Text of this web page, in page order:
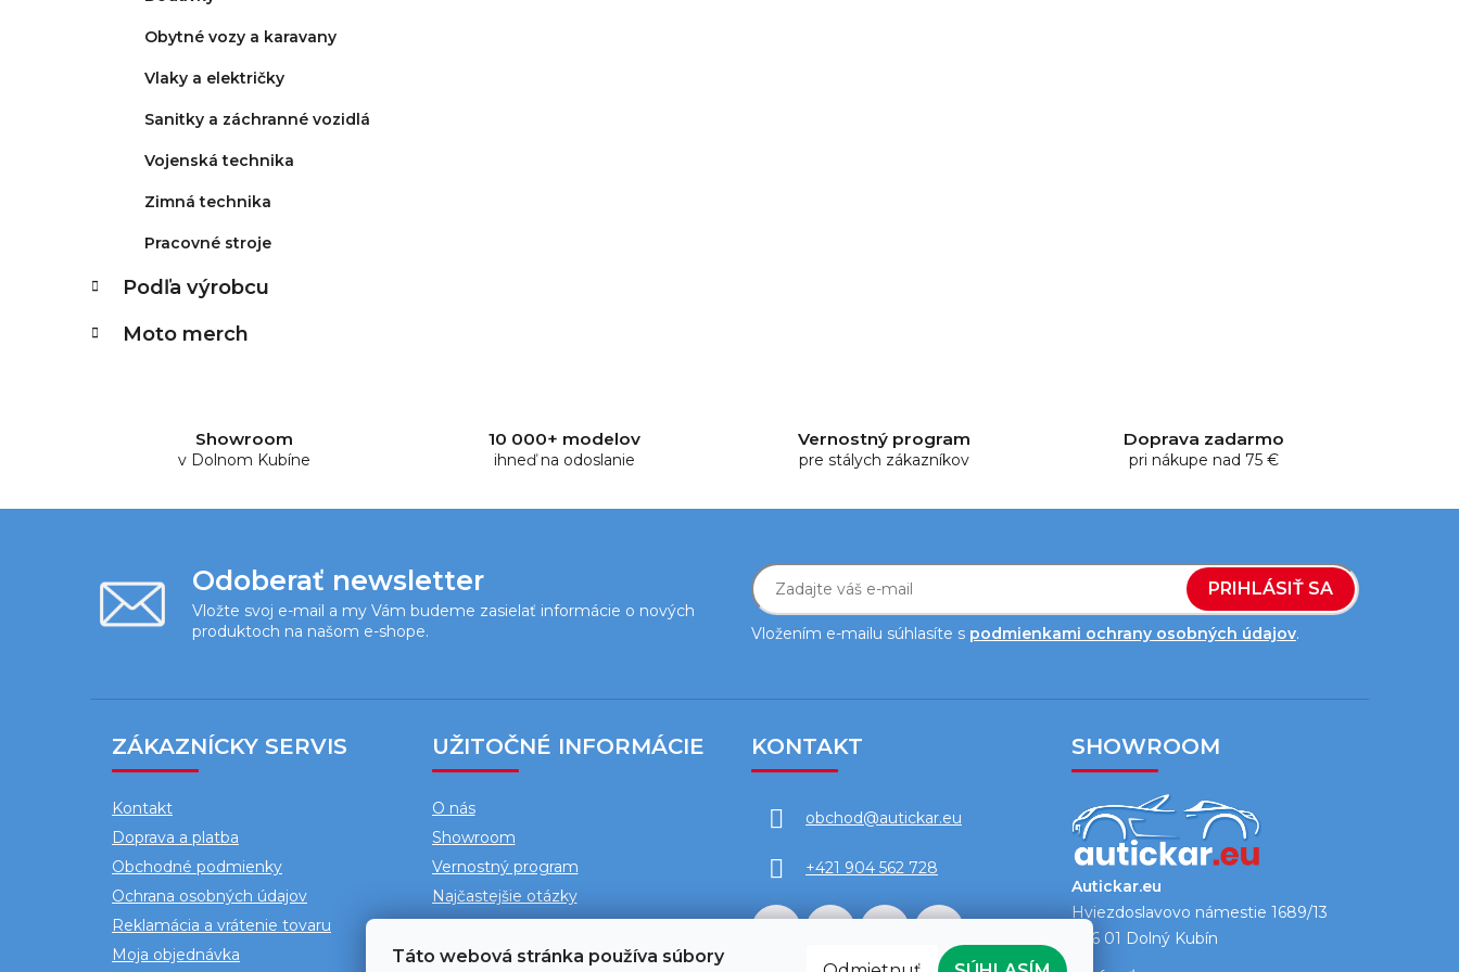
Táto webová stránka používa súbory
Obytné vozy a karavany
Vlaky a električky
Sanitky a záchranné vozidlá
Vojenská technika
Zimná technika
Pracovné stroje
Podľa výrobcu
Moto merch
Showroom
v Dolnom Kubíne
10 000+ modelov
ihneď na odoslanie
Vernostný program
pre stálych zákazníkov
Doprava zadarmo
pri nákupe nad 75 €
Odoberať newsletter
Vložte svoj e-mail a my Vám budeme zasielať informácie o nových
produktoch na našom e-shope.
Vložením e-mailu súhlasíte s podmienkami ochrany osobných údajov.
PRIHLÁSIŤ SA
ZÁKAZNÍCKY SERVIS
Kontakt
Doprava a platba
Obchodné podmienky
Ochrana osobných údajov
Reklamácia a vrátenie tovaru
Moja objednávka
UŽITOČNÉ INFORMÁCIE
O nás
Showroom
Vernostný program
Najčastejšie otázky
KONTAKT
obchod@autickar.eu
+421 904 562 728
SHOWROOM
Autickar.eu
Hviezdoslavovo námestie 1689/13
026 01 Dolný Kubín